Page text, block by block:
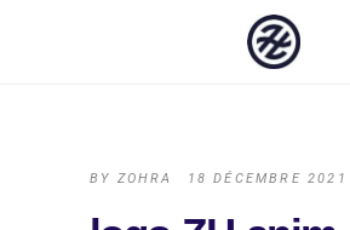
BY ZOHRA 18 DÉCEMBRE 2021